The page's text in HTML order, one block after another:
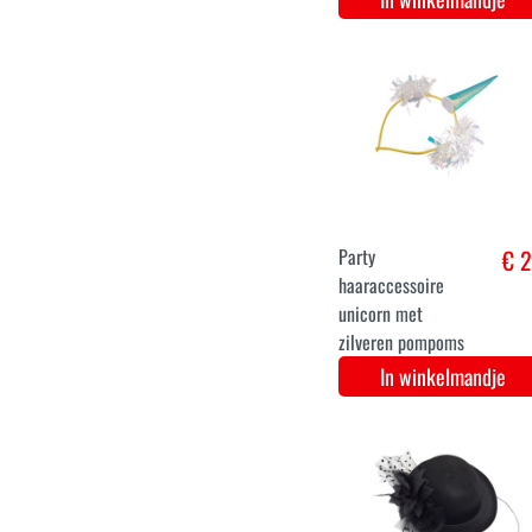
verschillende
In winkelmandje
Hippie haarbandje
met bloemen
(margriet)
€